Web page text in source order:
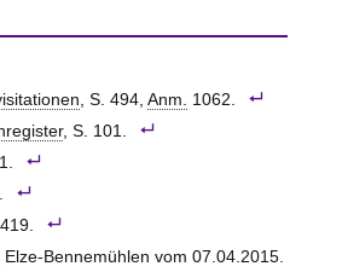
, S. 494, Anm.
1062.
, S. 101.
Elze-Bennemühlen vom 07.04.2015.